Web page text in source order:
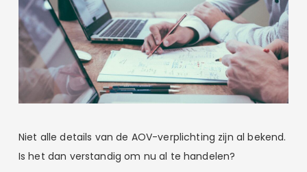
Niet alle details van de AOV-verplichting zijn al bekend.
Is het dan verstandig om nu al te handelen?